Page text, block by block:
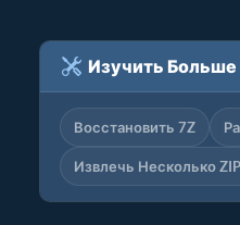
Изучить
Восстановить 7Z
Извлечь Несколько ZIP